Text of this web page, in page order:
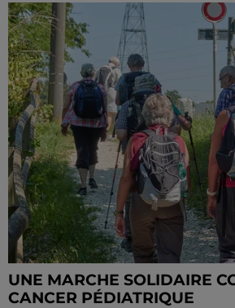
UNE MARCHE SOLIDAIRE
CANCER PÉDIATRIQUE